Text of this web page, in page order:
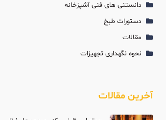
دانستنی های فنی آشپزخانه
دستورات طبخ
مقالات
نحوه نگهداری تجهیزات
آخرین مقالات